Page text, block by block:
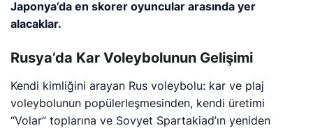
Japonya’da en skorer oyuncular arasında yer
alacaklar.
Rusya’da Kar Voleybolunun Gelişimi
Kendi kimliğini arayan Rus voleybolu: kar ve plaj
voleybolunun popülerleşmesinden, kendi üretimi
“Volar” toplarına ve Sovyet Spartakiad’ın yeniden